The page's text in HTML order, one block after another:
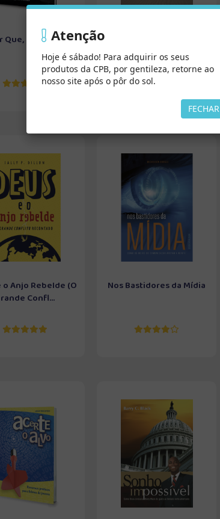
Que, Senhor?
o Anjo Rebelde (O
Confl...
Nos Bastidores da Mídia
Atenção
Hoje é sábado! Para adquirir os seus
produtos da CPB, por gentileza, retorne ao
nosso site após o pôr do sol.
FECHAR